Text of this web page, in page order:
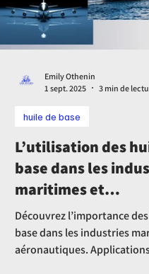
L’utilisation des
base dans les
maritimes et
aéronautiques
Découvrez l’importance des
base dans les industries
aéronautiques.
huile de base
Emily Othenin
1 sept. 2025
3 min de